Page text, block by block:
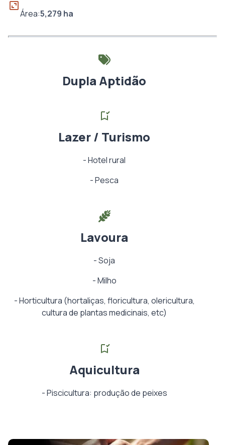
Área:5,279 ha
Dupla Aptidão
Lazer / Turismo
-Hotel rural
-Pesca
Lavoura
-Soja
-Milho
-Horticultura (hortaliças, floricultura, olericultura,
cultura de plantas medicinais, etc)
Aquicultura
-Piscicultura: produção de peixes